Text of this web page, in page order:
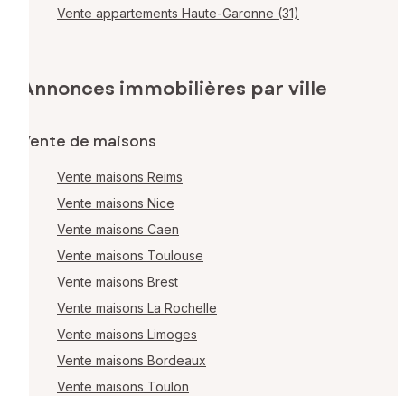
Vente appartements Haute-Garonne (31)
Annonces immobilières par ville
Vente de maisons
Vente maisons Reims
Vente maisons Nice
Vente maisons Caen
Vente maisons Toulouse
Vente maisons Brest
Vente maisons La Rochelle
Vente maisons Limoges
Vente maisons Bordeaux
Vente maisons Toulon